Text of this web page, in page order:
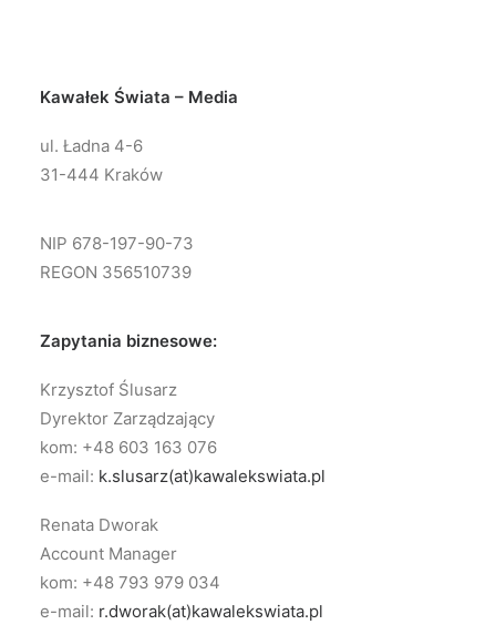
Kawałek Świata – Media
ul. Ładna 4-6
31-444 Kraków
NIP 678-197-90-73
REGON 356510739
Zapytania biznesowe:
Krzysztof Ślusarz
Dyrektor Zarządzający
kom: +48 603 163 076
e-mail: k.slusarz(at)kawalekswiata.pl
Renata Dworak
Account Manager
kom: +48 793 979 034
e-mail: r.dworak(at)kawalekswiata.pl